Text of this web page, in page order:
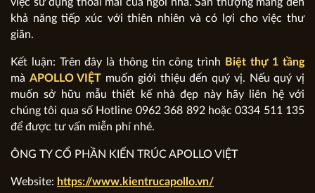
khả năng tiếp xúc với thiên nhiên và có lợi cho việc thư
giãn.
Kết luận: Trên đây là thông tin công trình Biệt thự 1 tầng
mà APOLLO VIỆT muốn giới thiệu đến quý vị. Nếu quý vị
muốn sở hữu mẫu thiết kế nhà đẹp này hãy liên hệ với
chúng tôi qua số Hotline 0962 368 892 hoặc 0334 511 135
để được tư vấn miễn phí nhé.
ÔNG TY CỔ PHẦN KIẾN TRÚC APOLLO VIỆT
Website: https://www.kientrucapollo.vn/